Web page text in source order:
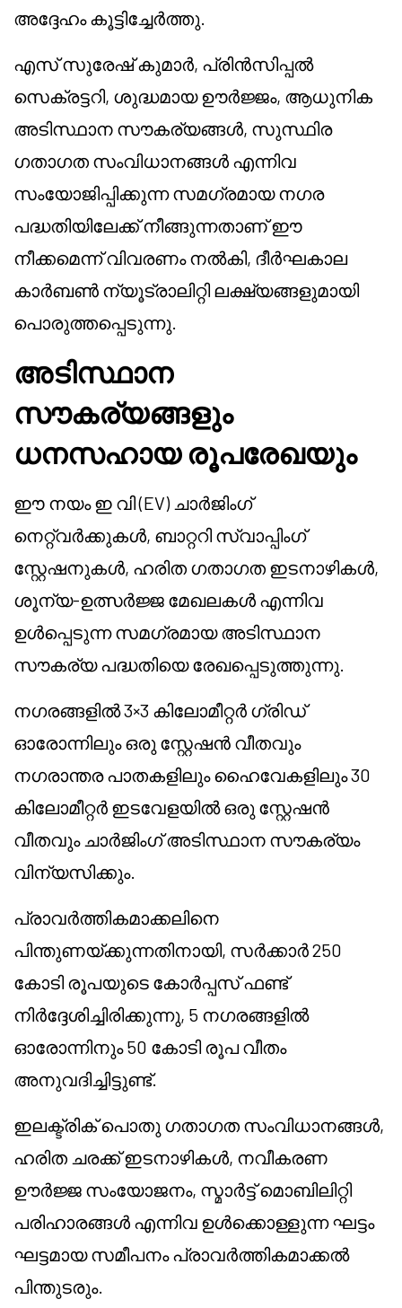
അദ്ദേഹം കൂട്ടിച്ചേർത്തു.
എസ് സുരേഷ് കുമാർ, പ്രിൻസിപ്പൽ
സെക്രട്ടറി, ശുദ്ധമായ ഊർജ്ജം, ആധുനിക
അടിസ്ഥാന സൗകര്യങ്ങൾ, സുസ്ഥിര
ഗതാഗത സംവിധാനങ്ങൾ എന്നിവ
സംയോജിപ്പിക്കുന്ന സമഗ്രമായ നഗര
പദ്ധതിയിലേക്ക് നീങ്ങുന്നതാണ് ഈ
നീക്കമെന്ന് വിവരണം നൽകി, ദീർഘകാല
കാർബൺ ന്യൂട്രാലിറ്റി ലക്ഷ്യങ്ങളുമായി
പൊരുത്തപ്പെടുന്നു.
അടിസ്ഥാന
സൗകര്യങ്ങളും
ധനസഹായ രൂപരേഖയും
ഈ നയം ഇ വി (EV) ചാർജിംഗ്
നെറ്റ്വർക്കുകൾ, ബാറ്ററി സ്വാപ്പിംഗ്
സ്റ്റേഷനുകൾ, ഹരിത ഗതാഗത ഇടനാഴികൾ,
ശൂന്യ-ഉത്സർജ്ജ മേഖലകൾ എന്നിവ
ഉൾപ്പെടുന്ന സമഗ്രമായ അടിസ്ഥാന
സൗകര്യ പദ്ധതിയെ രേഖപ്പെടുത്തുന്നു.
നഗരങ്ങളിൽ 3×3 കിലോമീറ്റർ ഗ്രിഡ്
ഓരോന്നിലും ഒരു സ്റ്റേഷൻ വീതവും
നഗരാന്തര പാതകളിലും ഹൈവേകളിലും 30
കിലോമീറ്റർ ഇടവേളയിൽ ഒരു സ്റ്റേഷൻ
വീതവും ചാർജിംഗ് അടിസ്ഥാന സൗകര്യം
വിന്യസിക്കും.
പ്രാവർത്തികമാക്കലിനെ
പിന്തുണയ്ക്കുന്നതിനായി, സർക്കാർ 250
കോടി രൂപയുടെ കോർപ്പസ് ഫണ്ട്
നിർദ്ദേശിച്ചിരിക്കുന്നു, 5 നഗരങ്ങളിൽ
ഓരോന്നിനും 50 കോടി രൂപ വീതം
അനുവദിച്ചിട്ടുണ്ട്.
ഇലക്ട്രിക് പൊതു ഗതാഗത സംവിധാനങ്ങൾ,
ഹരിത ചരക്ക് ഇടനാഴികൾ, നവീകരണ
ഊർജ്ജ സംയോജനം, സ്മാർട്ട് മൊബിലിറ്റി
പരിഹാരങ്ങൾ എന്നിവ ഉൾക്കൊള്ളുന്ന ഘട്ടം
ഘട്ടമായ സമീപനം പ്രാവർത്തികമാക്കൽ
പിന്തുടരും.